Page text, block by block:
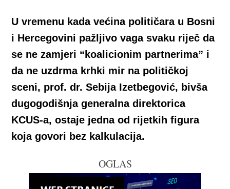
U vremenu kada većina političara u Bosni
i Hercegovini pažljivo vaga svaku riječ da
se ne zamjeri “koalicionim partnerima” i
da ne uzdrma krhki mir na političkoj
sceni, prof. dr. Sebija Izetbegović, bivša
dugogodišnja generalna direktorica
KCUS-a, ostaje jedna od rijetkih figura
koja govori bez kalkulacija.
OGLAS